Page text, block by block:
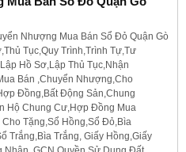
Nhượng Mua Bán Sổ Đỏ Quận Gò
Tục,Quy Trình,Trình Tự,Tư
Hồ Sơ,Lập Thủ Tục,Nhận
Bán ,Chuyển Nhượng,Cho
Đồng,Bất Động Sản,Chung
Hộ Chung Cư,Hợp Đồng Mua
Tặng,Sổ Hồng,Sổ Đỏ,Bìa
Trắng,Bìa Trắng, Giấy Hồng,Giấy